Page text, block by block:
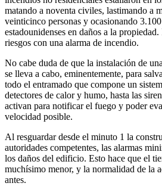
matando a noventa civiles, lastimando a
veinticinco personas y ocasionando
estadounidenses en daños a la
riesgos con una alarma de incendio.
No cabe duda de que la instalación de
se lleva a cabo, eminentemente, para
todo el entramado que compone un
detectores de calor y humo, hasta las
activan para notificar el fuego y poder
velocidad posible.
Al resguardar desde el minuto 1 la
autoridades competentes, las alarmas
los daños del edificio. Esto hace que el
muchísimo menor, y la normalidad de la
antes.